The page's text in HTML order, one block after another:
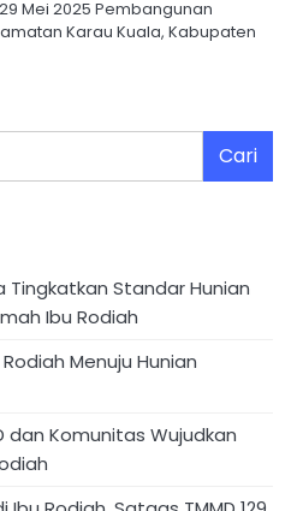
Mei 2025 Pembangunan
Karau Kuala, Kabupaten
Cari
Tingkatkan Standar Hunian
Ibu Rodiah
Menuju Hunian
dan Komunitas Wujudkan